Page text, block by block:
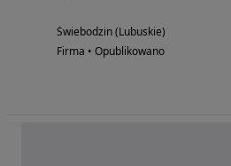
Świebodzin (Lubuskie)
Firma • Opublikowano